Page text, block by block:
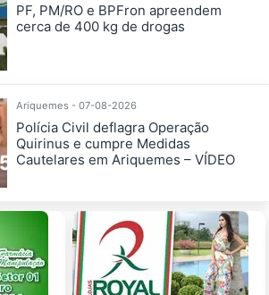
PF, PM/RO e BPFron apreendem
cerca de 400 kg de drogas
Ariquemes - 07-08-2026
Polícia Civil deflagra Operação
Quirinus e cumpre Medidas
Cautelares em Ariquemes – VÍDEO